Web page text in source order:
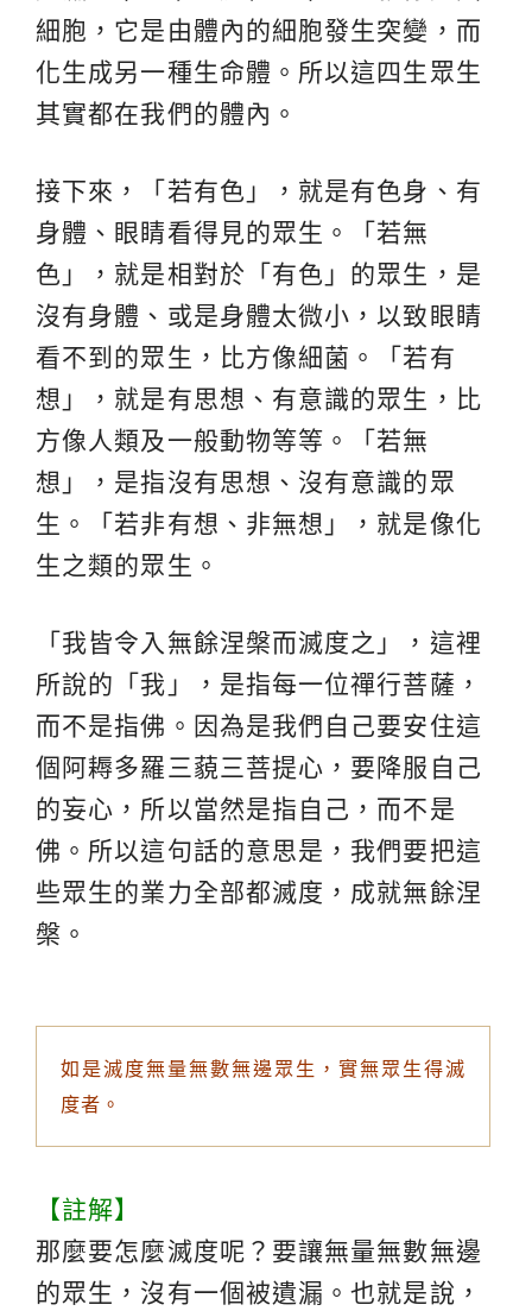
細胞，它是由體內的細胞發生突變，而
化生成另一種生命體。所以這四生眾生
其實都在我們的體內。
接下來，「若有色」，就是有色身、有
身體、眼睛看得見的眾生。「若無
色」，就是相對於「有色」的眾生，是
沒有身體、或是身體太微小，以致眼睛
看不到的眾生，比方像細菌。「若有
想」，就是有思想、有意識的眾生，比
方像人類及一般動物等等。「若無
想」，是指沒有思想、沒有意識的眾
生。「若非有想、非無想」，就是像化
生之類的眾生。
「我皆令入無餘涅槃而滅度之」，這裡
所說的「我」，是指每一位禪行菩薩，
而不是指佛。因為是我們自己要安住這
個阿耨多羅三藐三菩提心，要降服自己
的妄心，所以當然是指自己，而不是
佛。所以這句話的意思是，我們要把這
些眾生的業力全部都滅度，成就無餘涅
槃。
如是滅度無量無數無邊眾生，實無眾生得滅
度者。
【註解】
那麼要怎麼滅度呢？要讓無量無數無邊
的眾生，沒有一個被遺漏。也就是說，